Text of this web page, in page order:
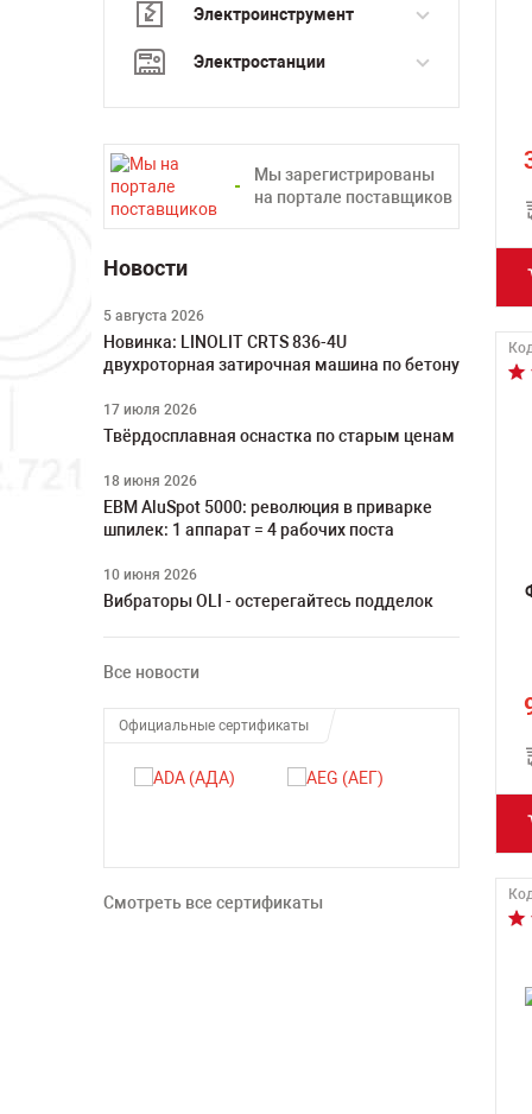
Электроинструмент
Электростанции
Мы зарегистрированы
на портале поставщиков
Новости
5 августа 2026
Новинка: LINOLIT CRTS 836-4U
двухроторная затирочная машина по бетону
17 июля 2026
Твёрдосплавная оснастка по старым ценам
18 июня 2026
ЕВМ AluSpot 5000: революция в приварке
шпилек: 1 аппарат = 4 рабочих поста
10 июня 2026
Вибраторы OLI - остерегайтесь подделок
Все новости
Официальные сертификаты
Смотреть все сертификаты